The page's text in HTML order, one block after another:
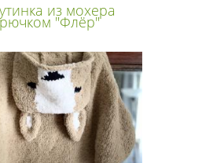
из мохера
"Флёр"